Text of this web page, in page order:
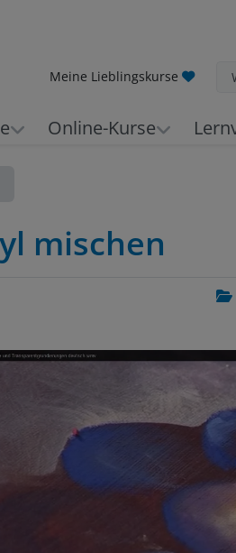
Meine Lieblingskurse
Online-Kurse
mischen